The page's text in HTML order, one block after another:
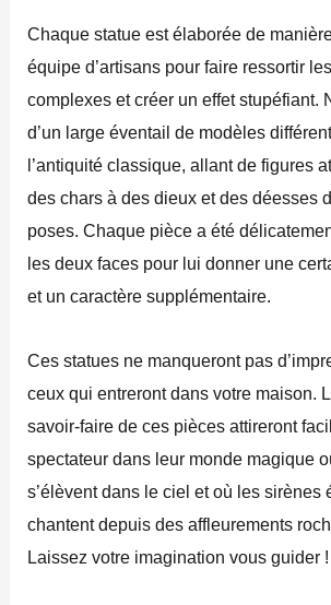
Chaque statue est élaborée de
équipe d’artisans pour faire ressortir
complexes et créer un effet stupéfiant.
d’un large éventail de modèles
l’antiquité classique, allant de figures
des chars à des dieux et des déesses
poses. Chaque pièce a été
les deux faces pour lui donner une
et un caractère supplémentaire.
Ces statues ne manqueront pas
ceux qui entreront dans votre maison.
savoir-faire de ces pièces attireront
spectateur dans leur monde magique
s’élèvent dans le ciel et où les sirènes
chantent depuis des affleurements
Laissez votre imagination vous guider !